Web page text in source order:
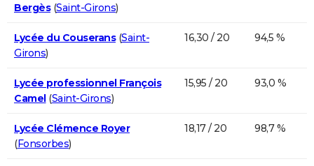
Bergès(Saint-Girons)
Lycée du Couserans(Saint-
Girons)
16,30 / 20 94,5 %
Lycée professionnel François
Camel(Saint-Girons)
15,95 / 20 93,0 %
Lycée Clémence Royer
(Fonsorbes)
18,17 / 20 98,7 %